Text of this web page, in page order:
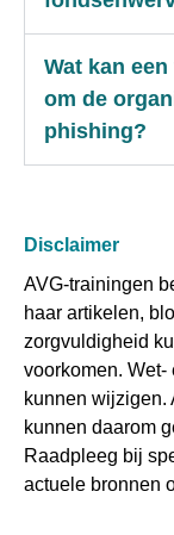
Wat kan
om de
phishing?
Disclaimer
AVG-trainingen
haar artikelen,
zorgvuldigheid
voorkomen.
kunnen wijzigen.
kunnen daarom
Raadpleeg bij
actuele bronnen